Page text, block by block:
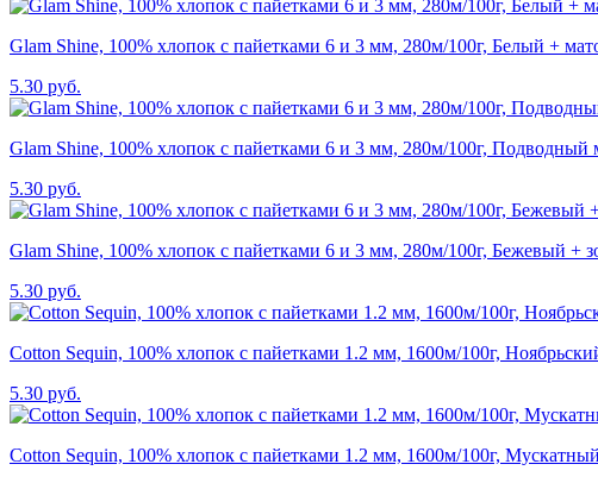
Glam Shine, 100% хлопок с пайетками 6 и 3 мм, 280м/100г, Белый +
5.30 руб.
Glam Shine, 100% хлопок с пайетками 6 и 3 мм, 280м/100г, Подводный
5.30 руб.
Glam Shine, 100% хлопок с пайетками 6 и 3 мм, 280м/100г, Бежевый +
5.30 руб.
Cotton Sequin, 100% хлопок с пайетками 1.2 мм, 1600м/100г,
5.30 руб.
Cotton Sequin, 100% хлопок с пайетками 1.2 мм, 1600м/100г,